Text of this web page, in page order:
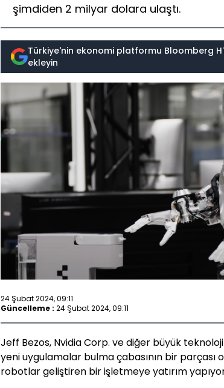
şimdiden 2 milyar dolara ulaştı.
Türkiye'nin ekonomi platformu Bloomberg
ekleyin
24 Şubat 2024, 09:11
Güncelleme : 24 Şubat 2024, 09:11
Jeff Bezos, Nvidia Corp. ve diğer büyük
yeni uygulamalar bulma çabasının bir parçası
robotlar geliştiren bir işletmeye yatırım